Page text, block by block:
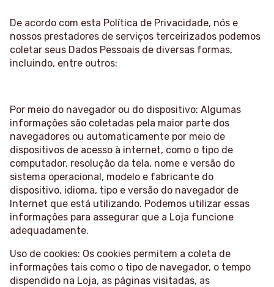
De acordo com esta Política de Privacidade, nós e
nossos prestadores de serviços terceirizados podemos
coletar seus Dados Pessoais de diversas formas,
incluindo, entre outros:
Por meio do navegador ou do dispositivo: Algumas
informações são coletadas pela maior parte dos
navegadores ou automaticamente por meio de
dispositivos de acesso à internet, como o tipo de
computador, resolução da tela, nome e versão do
sistema operacional, modelo e fabricante do
dispositivo, idioma, tipo e versão do navegador de
Internet que está utilizando. Podemos utilizar essas
informações para assegurar que a Loja funcione
adequadamente.
Uso de cookies: Os cookies permitem a coleta de
informações tais como o tipo de navegador, o tempo
dispendido na Loja, as páginas visitadas, as